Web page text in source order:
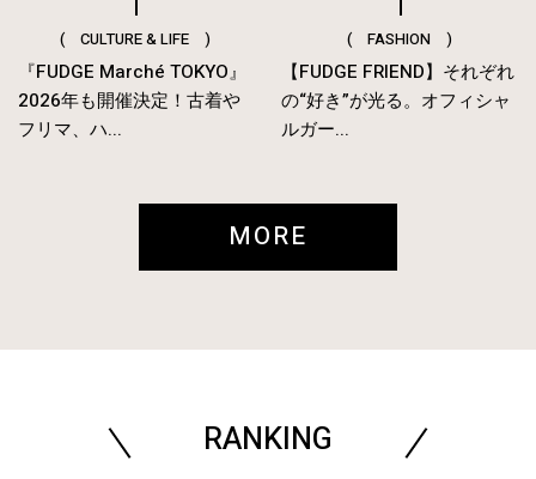
( CULTURE & LIFE )
『FUDGE Marché TOKYO』
2026年も開催決定！古着や
フリマ、ハ...
( FASHION )
【FUDGE FRIEND】それぞれ
の“好き”が光る。オフィシャ
ルガー...
MORE
RANKING